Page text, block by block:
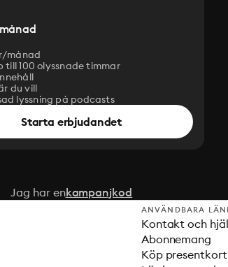
månad
till 100 olyssnade timmar
du vill
lyssning på podcasts
Starta erbjudandet
Jag har enkampanjkod
ANVÄNDBARA
Kontakt och
Abonnemang
Köp presentkort